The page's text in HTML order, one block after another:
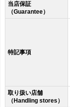
当店保証
（Guarantee）
特記事項
取り扱い店舗
（Handling stores）